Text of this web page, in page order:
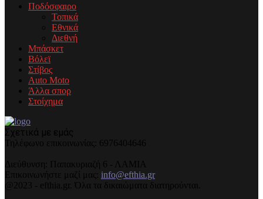
Ποδόσφαιρο
Τοπικά
Εθνικά
Διεθνή
Μπάσκετ
Βόλεϊ
Στίβος
Auto Moto
Άλλα σπορ
Στοίχημα
Σχετικά με εμάς
Τηλέφωνo επικοινωνίας: 6976404646
Διεύθυνση: Παπακυριαζή 6 - ΛΑΜΙΑ
Επικοινωνήστε μαζί μας: info@efthia.gr
@2023 - efthia.gr. Όλα τα δικαιώματα διατηρούνται.